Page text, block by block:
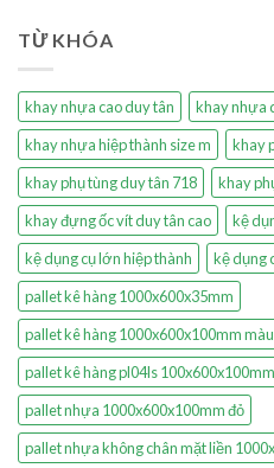
TỪ KHÓA
khay nhựa cao duy tân
khay nhựa
khay nhựa hiệp thành size m
khay
khay phụ tùng duy tân 718
khay
khay đựng ốc vít duy tân cao
kệ
kệ dụng cụ lớn hiệp thành
kệ dụng
pallet kê hàng 1000x600x35mm
pallet kê hàng 1000x600x100mm
pallet kê hàng pl04ls 100x600x100mm
pallet nhựa 1000x600x100mm đỏ
pallet nhựa không chân mặt liền